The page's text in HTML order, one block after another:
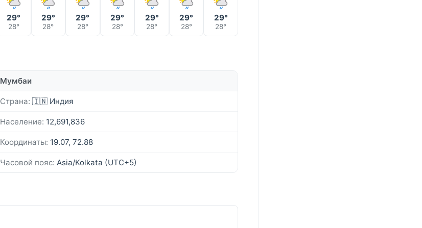
29°
28°
29°
28°
29°
28°
29°
28°
29°
28°
29°
28°
29°
28°
Мумбаи
Страна: 🇮🇳 Индия
Население: 12,691,836
Координаты: 19.07, 72.88
Часовой пояс: Asia/Kolkata (UTC+5)